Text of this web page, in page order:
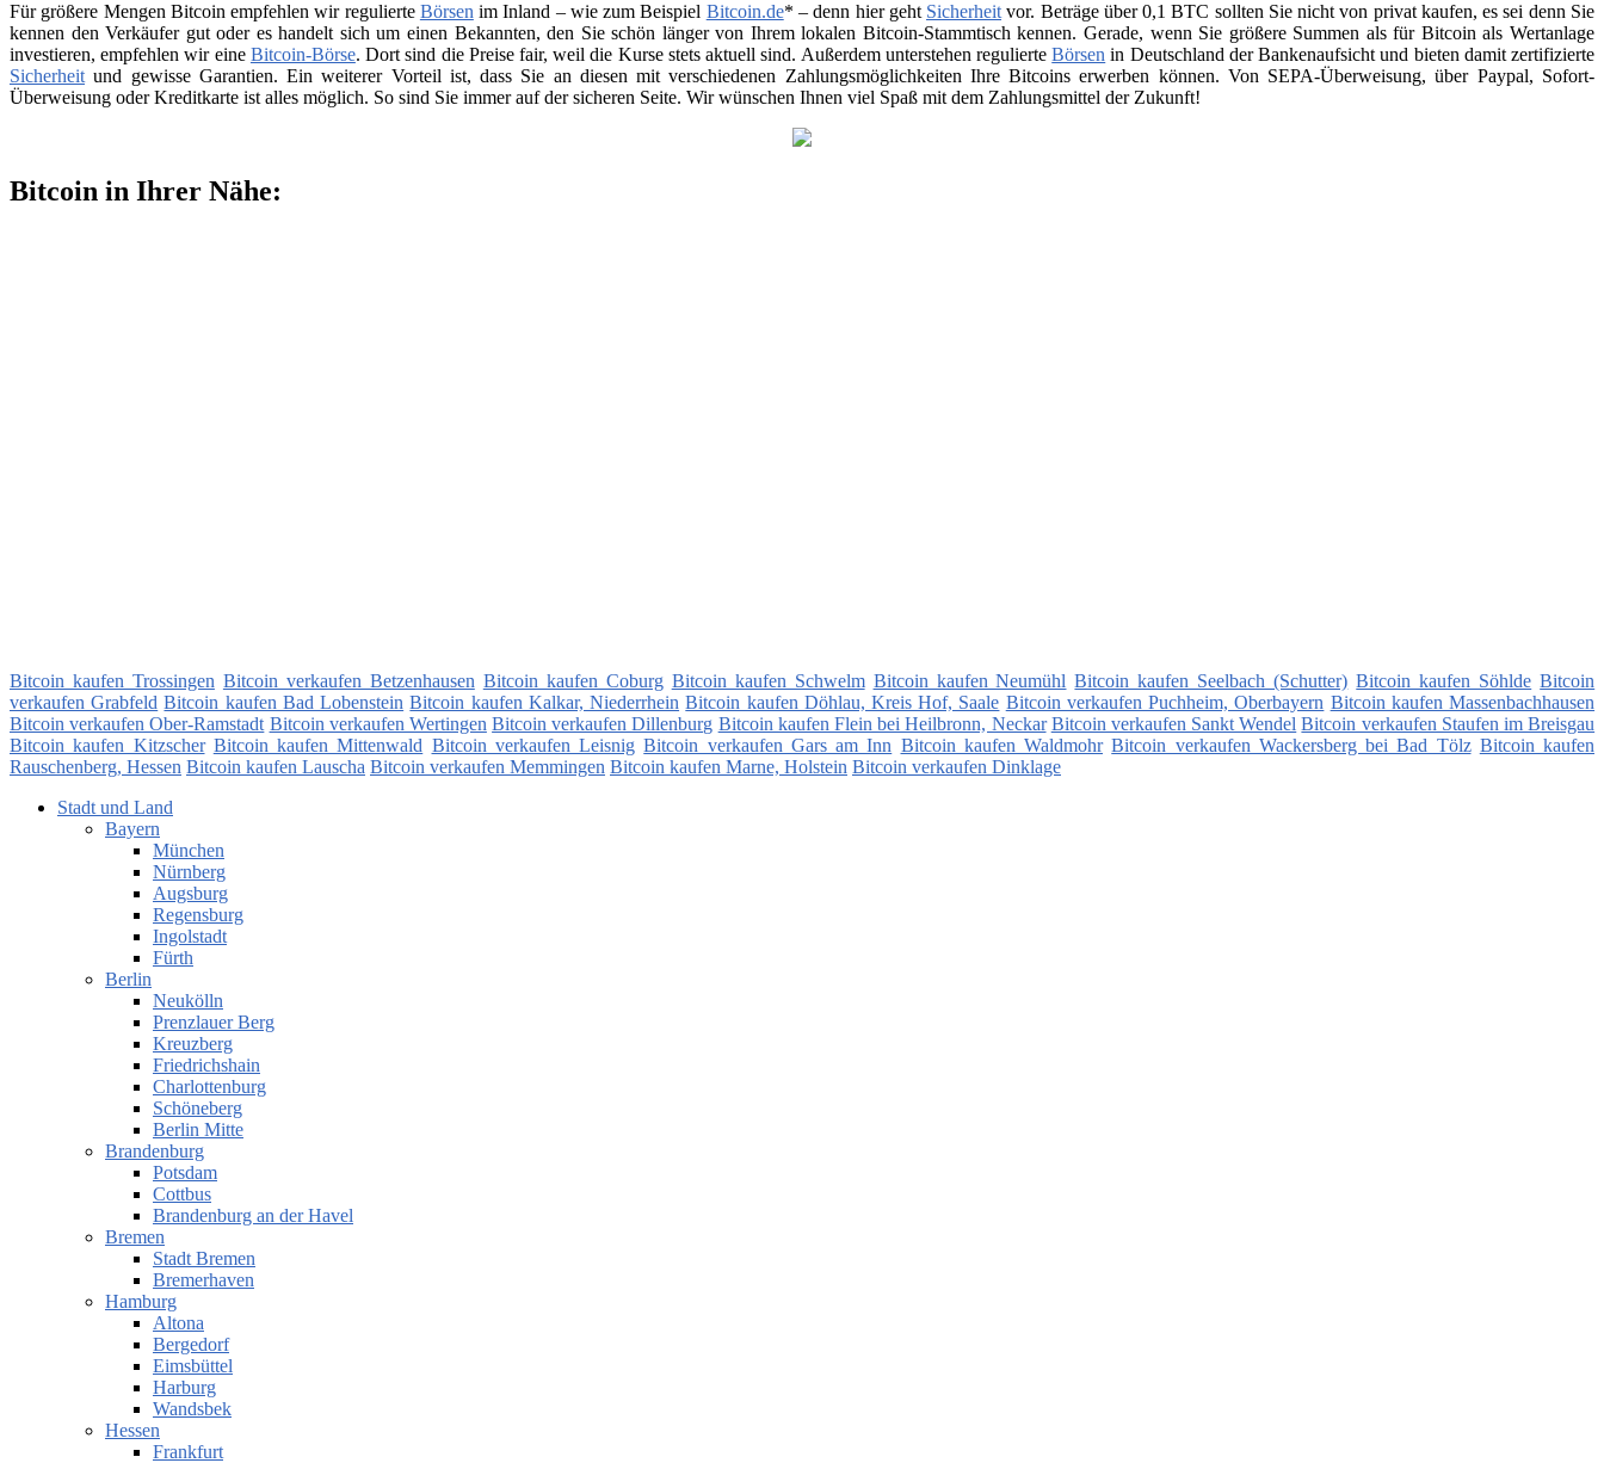
Für größere Mengen Bitcoin empfehlen wir regulierte Börsen im Inland – wie zum Beispiel Bitcoin.de* – denn hier geht Sicherheit vor. Beträge über 0,1 BTC sollten Sie nicht von privat kaufen, es sei denn Sie
kennen den Verkäufer gut oder es handelt sich um einen Bekannten, den Sie schön länger von Ihrem lokalen Bitcoin-Stammtisch kennen. Gerade, wenn Sie größere Summen als für Bitcoin als Wertanlage
investieren, empfehlen wir eine Bitcoin-Börse. Dort sind die Preise fair, weil die Kurse stets aktuell sind. Außerdem unterstehen regulierteBörsen in Deutschland der Bankenaufsicht und bieten damit zertifizierte
Sicherheit und gewisse Garantien. Ein weiterer Vorteil ist, dass Sie an diesen mit verschiedenen Zahlungsmöglichkeiten Ihre Bitcoins erwerben können. Von SEPA-Überweisung, über Paypal, Sofort-
Überweisung oder Kreditkarte ist alles möglich. So sind Sie immer auf der sicheren Seite. Wir wünschen Ihnen viel Spaß mit dem Zahlungsmittel der Zukunft!
Bitcoin in Ihrer Nähe:
Bitcoin kaufen Trossingen Bitcoin verkaufen Betzenhausen Bitcoin kaufen Coburg Bitcoin kaufen Schwelm Bitcoin kaufen Neumühl Bitcoin kaufen Seelbach (Schutter) Bitcoin kaufen Söhlde Bitcoin
verkaufen Grabfeld Bitcoin kaufen Bad Lobenstein Bitcoin kaufen Kalkar, Niederrhein Bitcoin kaufen Döhlau, Kreis Hof, Saale Bitcoin verkaufen Puchheim, Oberbayern Bitcoin kaufen Massenbachhausen
Bitcoin verkaufen Ober-Ramstadt Bitcoin verkaufen Wertingen Bitcoin verkaufen Dillenburg Bitcoin kaufen Flein bei Heilbronn, Neckar Bitcoin verkaufen Sankt Wendel Bitcoin verkaufen Staufen im Breisgau
Bitcoin kaufen Kitzscher Bitcoin kaufen Mittenwald Bitcoin verkaufen Leisnig Bitcoin verkaufen Gars am Inn Bitcoin kaufen Waldmohr Bitcoin verkaufen Wackersberg bei Bad Tölz Bitcoin kaufen
Rauschenberg, Hessen Bitcoin kaufen Lauscha Bitcoin verkaufen Memmingen Bitcoin kaufen Marne, Holstein Bitcoin verkaufen Dinklage
Stadt und Land
Bayern
München
Nürnberg
Augsburg
Regensburg
Ingolstadt
Fürth
Berlin
Neukölln
Prenzlauer Berg
Kreuzberg
Friedrichshain
Charlottenburg
Schöneberg
Berlin Mitte
Brandenburg
Potsdam
Cottbus
Brandenburg an der Havel
Bremen
Stadt Bremen
Bremerhaven
Hamburg
Altona
Bergedorf
Eimsbüttel
Harburg
Wandsbek
Hessen
Frankfurt